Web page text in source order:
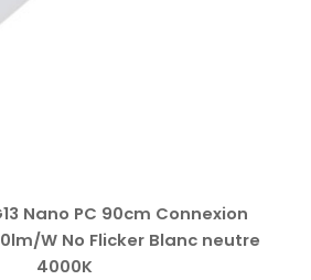
Nano PC 90cm Connexion
W No Flicker Blanc neutre
4000K